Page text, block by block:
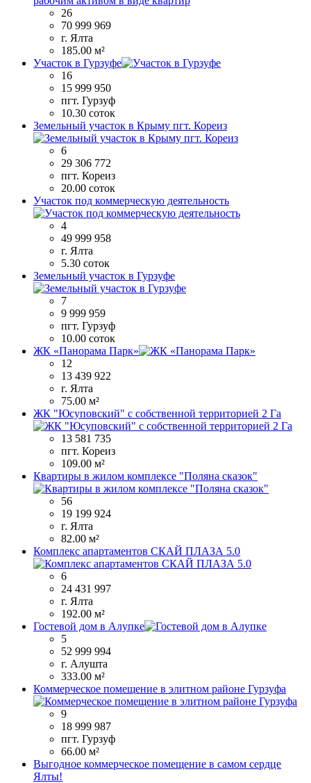
26
70 999 969
г. Ялта
185.00 м²
Участок в Гурзуфе
16
15 999 950
пгт. Гурзуф
10.30 соток
Земельный участок в Крыму пгт. Кореиз
6
29 306 772
пгт. Кореиз
20.00 соток
Участок под коммерческую деятельность
4
49 999 958
г. Ялта
5.30 соток
Земельный участок в Гурзуфе
7
9 999 959
пгт. Гурзуф
10.00 соток
ЖК «Панорама Парк»
12
13 439 922
г. Ялта
75.00 м²
ЖК "Юсуповский" с собственной территорией 2 Га
13 581 735
пгт. Кореиз
109.00 м²
Квартиры в жилом комплексе "Поляна сказок"
56
19 199 924
г. Ялта
82.00 м²
Комплекс апартаментов СКАЙ ПЛАЗА 5.0
6
24 431 997
г. Ялта
192.00 м²
Гостевой дом в Алупке
5
52 999 994
г. Алушта
333.00 м²
Коммерческое помещение в элитном районе Гурзуфа
9
18 999 987
пгт. Гурзуф
66.00 м²
Выгодное коммерческое помещение в самом сердце
Ялты!